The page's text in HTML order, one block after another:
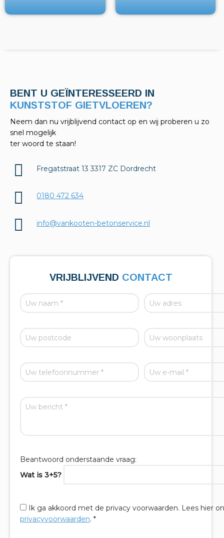
BENT U GEÏNTERESSEERD IN
KELDERAFDICHTINGEN?
Neem dan nu vrijblijvend contact op en wij proberen u zo
snel mogelijk
ter woord te staan!
Fregatstraat 13 3317 ZC Dordrecht
0180 472 634
info@vankooten-betonservice.nl
VRIJBLIJVEND CONTACT
Beantwoord onderstaande vraag:
Wat is 3+5?
Ik ga akkoord met de privacy voorwaarden. Lees hier
privacyvoorwaarden. *